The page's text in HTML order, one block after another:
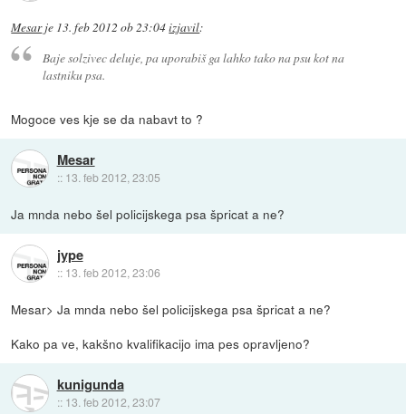
Mesarje 13. feb 2012 ob 23:04izjavil:
Baje solzivec deluje, pa uporabiš ga lahko tako na psu kot na
lastniku psa.
Mogoce ves kje se da nabavt to ?
Mesar
:: 13. feb 2012, 23:05
Ja mnda nebo šel policijskega psa špricat a ne?
jype
:: 13. feb 2012, 23:06
Mesar> Ja mnda nebo šel policijskega psa špricat a ne?
Kako pa ve, kakšno kvalifikacijo ima pes opravljeno?
kunigunda
:: 13. feb 2012, 23:07